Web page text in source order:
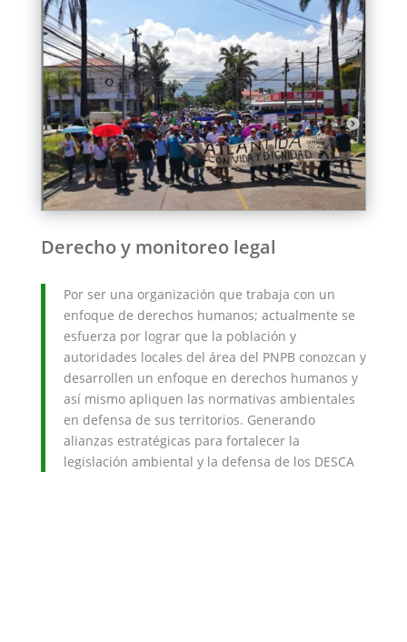
Derecho y monitoreo legal
Por ser una organización que trabaja con un
enfoque de derechos humanos; actualmente se
esfuerza por lograr que la población y
autoridades locales del área del PNPB conozcan y
desarrollen un enfoque en derechos humanos y
así mismo apliquen las normativas ambientales
en defensa de sus territorios. Generando
alianzas estratégicas para fortalecer la
legislación ambiental y la defensa de los DESCA